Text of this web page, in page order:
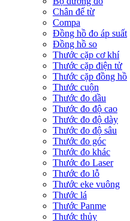
Chân đế từ
Compa
Đồng hồ đo áp suất
Đồng hồ so
Thước cặp cơ khí
Thước cặp điện tử
Thước cặp đồng hồ
Thước cuộn
Thước đo dầu
Thước đo độ cao
Thước đo độ dày
Thước đo độ sâu
Thước đo góc
Thước đo khác
Thước đo Laser
Thước đo lỗ
Thước eke vuông
Thước lá
Thước Panme
Thước thủy